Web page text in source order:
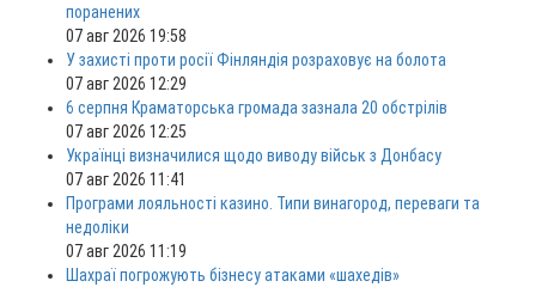
поранених
07 авг 2026 19:58
У захисті проти росії Фінляндія розраховує на болота
07 авг 2026 12:29
6 серпня Краматорська громада зазнала 20 обстрілів
07 авг 2026 12:25
Українці визначилися щодо виводу військ з Донбасу
07 авг 2026 11:41
Програми лояльності казино. Типи винагород, переваги та
недоліки
07 авг 2026 11:19
Шахраї погрожують бізнесу атаками «шахедів»